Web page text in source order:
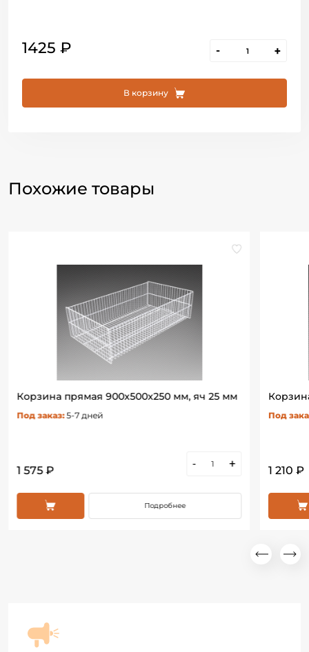
1425 ₽ - +
В корзину
Похожие товары
Корзина прямая 900х500х250 мм, яч 25 мм
Под заказ: 5-7 дней
1 575 ₽
- +
Подробнее
Под
1 210 ₽